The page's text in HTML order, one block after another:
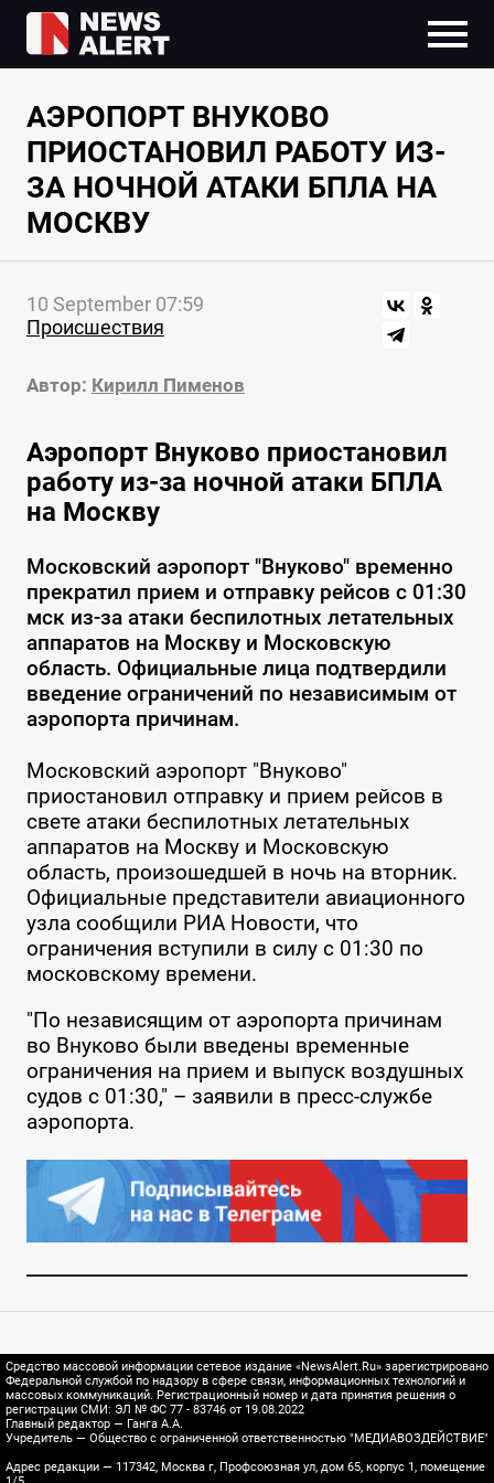
АЭРОПОРТ ВНУКОВО
ПРИОСТАНОВИЛ РАБОТУ ИЗ-
ЗА НОЧНОЙ АТАКИ БПЛА НА
МОСКВУ
10 September 07:59
Происшествия
Автор: Кирилл Пименов
Аэропорт Внуково приостановил
работу из-за ночной атаки БПЛА
на Москву
Московский аэропорт "Внуково" временно
прекратил прием и отправку рейсов с 01:30
мск из-за атаки беспилотных летательных
аппаратов на Москву и Московскую
область. Официальные лица подтвердили
введение ограничений по независимым от
аэропорта причинам.
Московский аэропорт "Внуково"
приостановил отправку и прием рейсов в
свете атаки беспилотных летательных
аппаратов на Москву и Московскую
область, произошедшей в ночь на вторник.
Официальные представители авиационного
узла сообщили РИА Новости, что
ограничения вступили в силу с 01:30 по
московскому времени.
"По независящим от аэропорта причинам
во Внуково были введены временные
ограничения на прием и выпуск воздушных
судов с 01:30," – заявили в пресс-службе
аэропорта.
Средство массовой информации сетевое издание «NewsAlert.Ru» зарегистрировано
Федеральной службой по надзору в сфере связи, информационных технологий и
массовых коммуникаций. Регистрационный номер и дата принятия решения о
регистрации СМИ: ЭЛ № ФС 77 - 83746 от 19.08.2022
Главный редактор — Ганга А.А.
Учредитель — Общество с ограниченной ответственностью "МЕДИАВОЗДЕЙСТВИЕ"
Адрес редакции — 117342, Москва г, Профсоюзная ул, дом 65, корпус 1, помещение